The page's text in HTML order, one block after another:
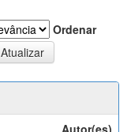
Ordenar
Autor(es)